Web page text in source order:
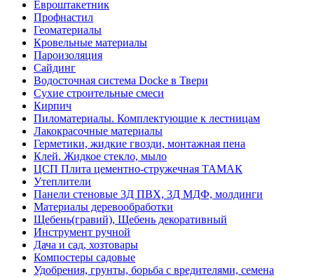
Евроштакетник
Профнастил
Геоматериалы
Кровельные материалы
Пароизоляция
Сайдинг
Водосточная система Docke в Твери
Сухие строительные смеси
Кирпич
Пиломатериалы. Комплектующие к лестницам
Лакокрасочные материалы
Герметики, жидкие гвозди, монтажная пена
Клей. Жидкое стекло, мыло
ЦСП Плита цементно-стружечная ТАМАК
Утеплители
Панели стеновые 3Д ПВХ, 3Д МДФ, молдинги
Материалы деревообработки
Щебень(гравий), Щебень декоративный
Инструмент ручной
Дача и сад, хозтовары
Компостеры садовые
Удобрения, грунты, борьба с вредителями, семена